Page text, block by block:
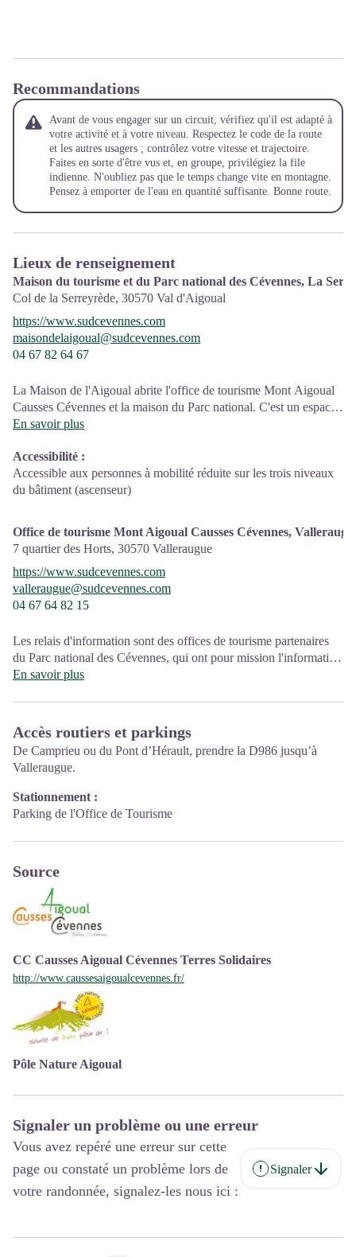
Recommandations
Avant de vous engager sur un circuit, vérifiez qu'il est adapté à
votre activité et à votre niveau. Respectez le code de la route
et les autres usagers ; contrôlez votre vitesse et trajectoire.
Faites en sorte d'être vus et, en groupe, privilégiez la file
indienne. N'oubliez pas que le temps change vite en montagne.
Pensez à emporter de l'eau en quantité suffisante. Bonne route.
Lieux de renseignement
Maison du tourisme et du Parc national des Cévennes, La
Col de la Serreyrède, 30570 Val d'Aigoual
https://www.sudcevennes.com
maisondelaigoual@sudcevennes.com
04 67 82 64 67
La Maison de l'Aigoual abrite l'office de tourisme Mont Aigoual
Causses Cévennes et la maison du Parc national. C'est un espace
d’accueil, d'information et de sensibilisation sur le Parc national
d'animation ainsi que les règles à adopter en cœur de Parc.
Sur place : expositions temporaires, animations au départ du site
et boutique
En savoir plus
Accessibilité :
Accessible aux personnes à mobilité réduite sur les trois niveaux
du bâtiment (ascenseur)
Office de tourisme Mont Aigoual Causses Cévennes,
7 quartier des Horts, 30570 Valleraugue
https://www.sudcevennes.com
valleraugue@sudcevennes.com
04 67 64 82 15
Les relais d'information sont des offices de tourisme partenaires
du Parc national des Cévennes, qui ont pour mission l'information
et la sensibilisation sur l'offre de découverte et d'animations ainsi
Ouvert toute l'année (se renseigner pour les jours et horaires
d'ouverture en période hivernale)
En savoir plus
Accès routiers et parkings
De Camprieu ou du Pont d’Hérault, prendre la D986 jusqu’à
Valleraugue.
Stationnement :
Parking de l'Office de Tourisme
Source
CC Causses Aigoual Cévennes Terres Solidaires
http://www.caussesaigoualcevennes.fr/
Pôle Nature Aigoual
Signaler un problème ou une erreur
Vous avez repéré une erreur sur cette
page ou constaté un problème lors de
votre randonnée, signalez-les nous ici :
Signaler